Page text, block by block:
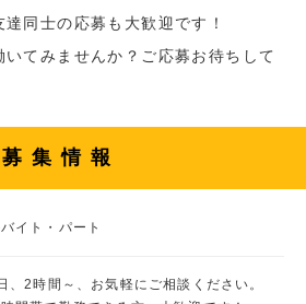
同士の応募も大歓迎です！
てみませんか？ご応募お待ちして
募集情報
イト・パート
、2時間～、お気軽にご相談ください。